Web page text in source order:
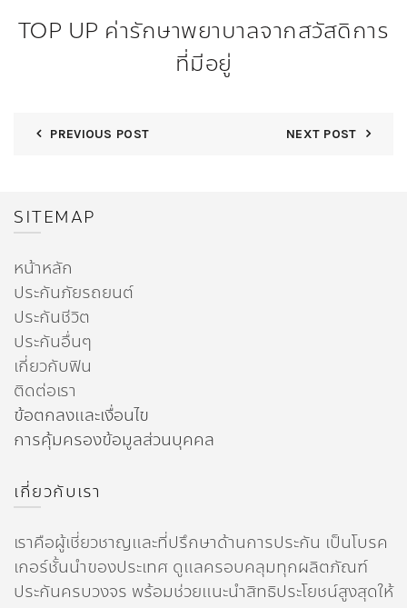
TOP UP ค่ารักษาพยาบาลจากสวัสดิการ
ที่มีอยู่
PREVIOUS POST NEXT POST
SITEMAP
หน้าหลัก
ประกันภัยรถยนต์
ประกันชีวิต
ประกันอื่นๆ
เกี่ยวกับฟิน
ติดต่อเรา
ข้อตกลงและเงื่อนไข
การคุ้มครองข้อมูลส่วนบุคคล
เกี่ยวกับเรา
เราคือผู้เชี่ยวชาญและที่ปรึกษาด้านการประกัน เป็นโบรค
เกอร์ชั้นนำของประเทศ ดูแลครอบคลุมทุกผลิตภัณฑ์
ประกันครบวงจร พร้อมช่วยแนะนำสิทธิประโยชน์สูงสุดให้